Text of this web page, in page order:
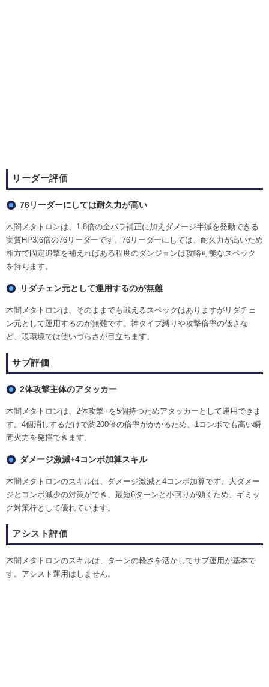
リーダー評価
76リーダーにしては耐久力が高い
木闇メタトロンは、1.8倍の全パラ補正に加えダメージ半減を発動できる
実質HP3.6倍の76リーダーです。76リーダーにしては、耐久力が高いため
相方で固定追撃を補えればある程度のダンジョンは攻略可能なスペック
を持ちます。
リダチェン元として運用するのが無難
木闇メタトロンは、そのままでも戦えるスペックはありますがリダチェ
ン元として運用するのが無難です。神タイプ縛りや攻撃倍率の低さな
ど、現環境では使いづらさが目立ちます。
サブ評価
2体攻撃主体のアタッカー
木闇メタトロンは、2体攻撃+を5個持つためアタッカーとして運用できま
す。4個消しするだけで約200倍の倍率がかかるため、1コンボでも高い瞬
間火力を発揮できます。
ダメージ激減+4コンボ加算スキル
木闇メタトロンのスキルは、ダメージ激減と4コンボ加算です。大ダメー
ジとコンボ減少の対策ができ、最短6ターンと小回りが効くため、ギミッ
ク対策枠として優れています。
アシスト評価
木闇メタトロンのスキルは、ターンの軽さを活かしてサブ運用が基本で
す。アシスト運用はしません。